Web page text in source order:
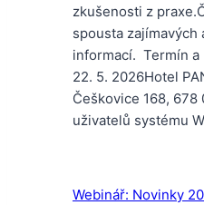
zkušenosti z
spousta zajímavých
informací. Termín a
22. 5. 2026Hotel
Češkovice 168, 678
uživatelů systému
Webinář: Novinky